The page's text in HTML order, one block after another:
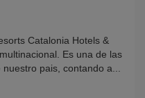
Catalonia Hotels &
Es una de las
pais, contando a...